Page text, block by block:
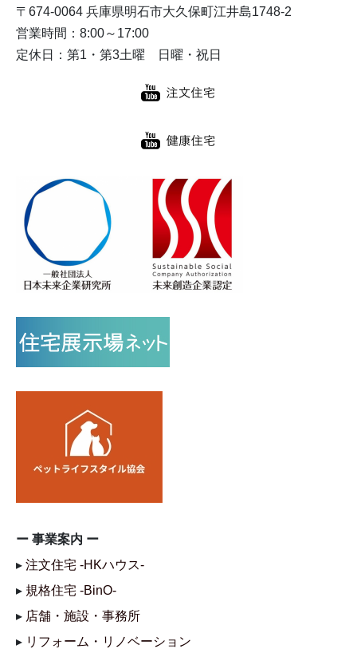
〒674-0064 兵庫県明石市大久保町江井島1748-2
営業時間：8:00～17:00
定休日：第1・第3土曜 日曜・祝日
ー 事業案内 ー
▸ 注文住宅 -HKハウス-
▸ 規格住宅 -BinO-
▸ 店舗・施設・事務所
▸ リフォーム・リノベーション